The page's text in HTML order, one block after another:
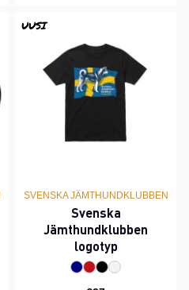
UUSI
SVENSKA JÄMTHUNDKLUBBEN
Svenska
Jämthundklubben
logotyp